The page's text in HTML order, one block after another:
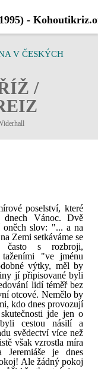
V ČESKÝCH
/
poselství, které
dnech Vánoc. Dvě
oněch slov: "... a na
Zemi setkáváme se
s rozbroji,
"ve jménu
výtky, měl by
jí připisované byli
lidí téměř bez
otcové. Nemělo by
kdo dnes provozují
jde jen o
cestou násilí a
svědectví více než
však vzrostla míra
Jeremiáše je dnes
Ale žádný pokoj
-